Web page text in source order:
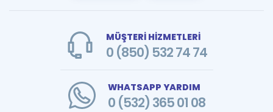
MÜŞTERİ HİZMETLERİ
0 (850) 532 74 74
WHATSAPP YARDIM
0 (532) 365 01 08